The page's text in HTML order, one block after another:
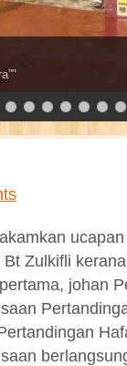
kini
Bt Zulkifli
johan